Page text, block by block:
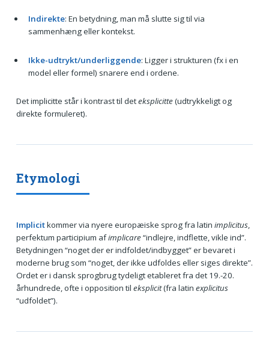
Indirekte: En betydning, man må slutte sig til via
sammenhæng eller kontekst.
Ikke-udtrykt/underliggende: Ligger i strukturen (fx i en
model eller formel) snarere end i ordene.
Det implicitte står i kontrast til deteksplicitte(udtrykkeligt og
direkte formuleret).
Etymologi
Implicitkommer via nyere europæiske sprog fra latin implicitus,
perfektum participium afimplicare“indlejre, indflette, vikle ind”.
Betydningen “noget der er indfoldet/indbygget” er bevaret i
moderne brug som “noget, der ikke udfoldes eller siges direkte”.
Ordet er i dansk sprogbrug tydeligt etableret fra det 19.-20.
århundrede, ofte i opposition til eksplicit(fra latin explicitus
“udfoldet”).